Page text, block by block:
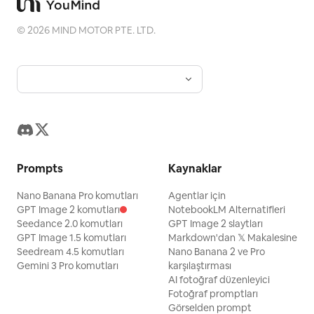
değil, anime değil.
©2026 MIND MOTOR PTE. LTD.
Prompts
Nano Banana Pro komutları
GPT Image 2 komutları
Seedance 2.0 komutları
GPT Image 1.5 komutları
Seedream 4.5 komutları
Gemini 3 Pro komutları
Kaynaklar
Agentlar için
NotebookLM Alternatifleri
GPT Image 2 slaytları
Markdown'dan 𝕏 Makalesine
Nano Banana 2 ve Pro
karşılaştırması
AI fotoğraf düzenleyici
Fotoğraf promptları
Görselden prompt